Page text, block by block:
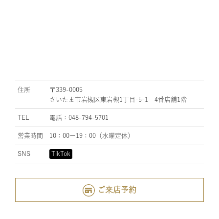
住所
〒339-0005
さいたま市岩槻区東岩槻1丁目-5-1 4番店舗1階
TEL 電話：048-794-5701
営業時間 10：00ー19：00（水曜定休）
SNS TikTok
ご来店予約